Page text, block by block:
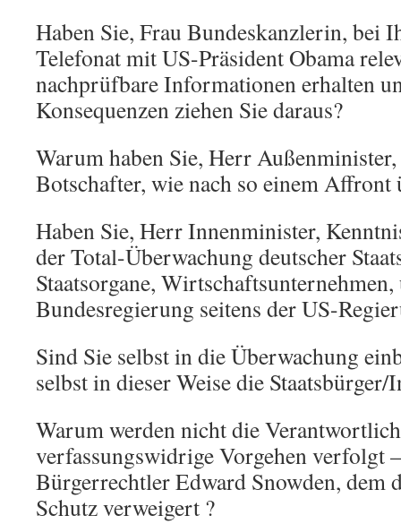
Haben Sie, Frau Bundeskanzlerin, bei
Telefonat mit US-Präsident Obama
nachprüfbare Informationen erhalten
Konsequenzen ziehen Sie daraus?
Warum haben Sie, Herr
Botschafter, wie nach so einem Affront
Haben Sie, Herr Innenminister,
der Total-Überwachung deutscher
Staatsorgane,
Bundesregierung seitens der US-
Sind Sie selbst in die Überwachung
selbst in dieser Weise die Staatsbürger/
Warum werden nicht die
verfassungswidrige Vorgehen verfolgt
Bürgerrechtler Edward Snowden, dem
Schutz verweigert ?